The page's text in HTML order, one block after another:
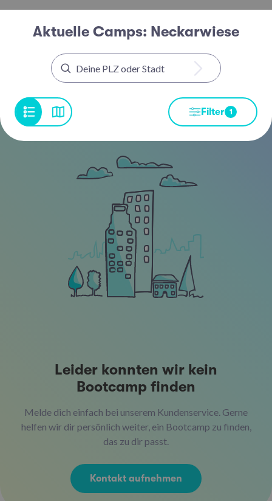
Aktuelle Camps: Neckarwiese
Filter 1
Leider konnten wir kein
Bootcamp finden
Melde dich einfach bei unserem Kundenservice. Gerne
helfen wir dir persönlich weiter, ein Bootcamp zu finden,
das zu dir passt.
Kontakt aufnehmen